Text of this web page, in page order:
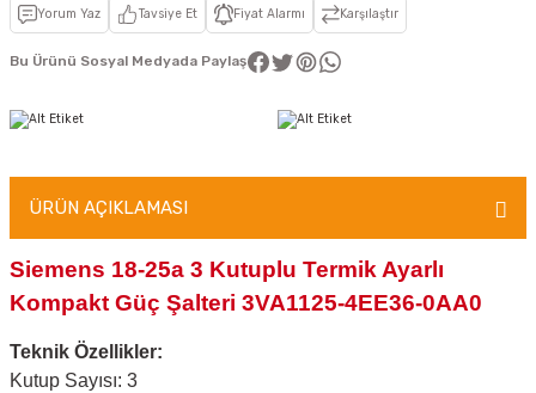
Yorum Yaz Tavsiye Et Fiyat Alarmı Karşılaştır
Bu Ürünü Sosyal Medyada Paylaş
ÜRÜN AÇIKLAMASI
Siemens 18-25a 3 Kutuplu Termik Ayarlı
Kompakt Güç Şalteri 3VA1125-4EE36-0AA0
Teknik Özellikler:
Kutup Sayısı: 3